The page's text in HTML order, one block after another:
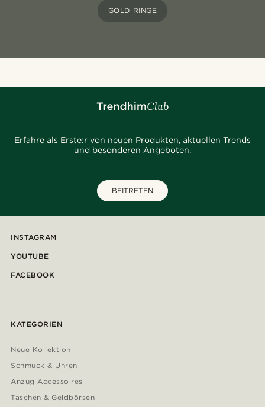
GOLD RINGE
Erfahre als Erste:r von neuen Produkten, aktuellen Trends
und besonderen Angeboten.
BEITRETEN
INSTAGRAM
YOUTUBE
FACEBOOK
KATEGORIEN
Neue Kollektion
Schmuck & Uhren
Anzug Accessoires
Taschen & Geldbörsen